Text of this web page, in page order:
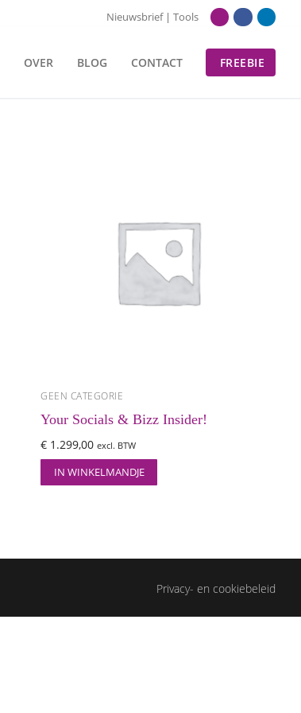
Nieuwsbrief| Tools
OVER BLOG CONTACT FREEBIE
GEEN CATEGORIE
Your Socials & Bizz Insider!
€ 1.299,00 excl. BTW
IN WINKELMANDJE
Privacy- en cookiebeleid